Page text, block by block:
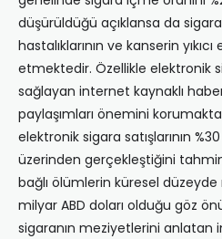
düşürüldüğü açıklansa da
hastalıklarının ve kanserin
etmektedir. Özellikle elektronik
sağlayan internet kaynaklı
paylaşımları önemini
elektronik sigara satışlarının
üzerinden gerçekleştiğini
bağlı ölümlerin küresel
milyar ABD doları olduğu göz
sigaranın meziyetlerini anlatan